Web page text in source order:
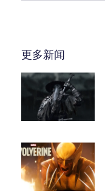
更多新闻